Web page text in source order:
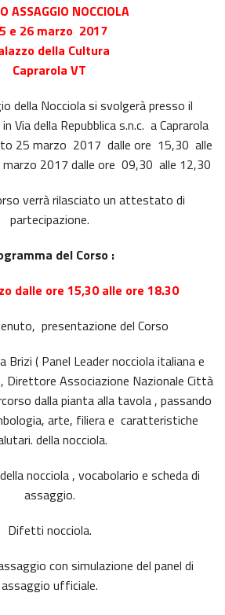
ASSAGGIO NOCCIOLA
e 26 marzo 2017
della Cultura
Caprarola VT
della Nocciola si svolgerà presso il
Via della Repubblica s.n.c. a Caprarola
25 marzo 2017 dalle ore 15,30 alle
marzo 2017 dalle ore 09,30 alle 12,30
verrà rilasciato un attestato di
partecipazione.
del Corso :
dalle ore 15,30 alle ore 18.30
presentazione del Corso
Brizi ( Panel Leader nocciola italiana e
Associazione Nazionale Città
dalla pianta alla tavola , passando
arte, filiera e caratteristiche
della nocciola.
nocciola , vocabolario e scheda di
assaggio.
Difetti nocciola.
con simulazione del panel di
assaggio ufficiale.